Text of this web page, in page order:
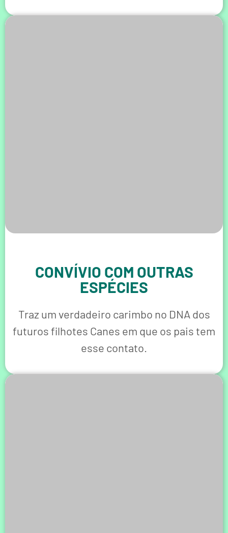
CONVÍVIO COM OUTRAS
ESPÉCIES
Traz um verdadeiro carimbo no DNA dos
futuros filhotes Canes em que os pais tem
esse contato.